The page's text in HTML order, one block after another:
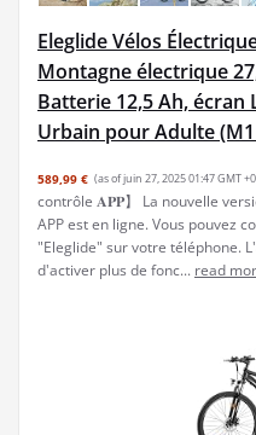
Eleglide Vélos
Montagne électrique
Batterie 12,5 Ah, écran
Urbain pour Adulte (M1
589,99 € (as of juin 27, 2025 01:47 GMT
contrôle 𝐀𝐏𝐏】 La nouvelle
APP est en ligne. Vous pouvez
"Eleglide" sur votre téléphone.
d'activer plus de fonc... read